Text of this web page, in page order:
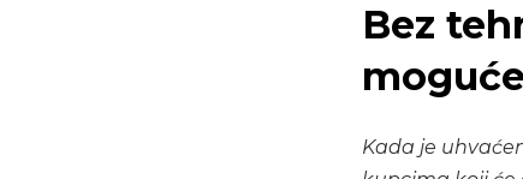
Bez
Kada je